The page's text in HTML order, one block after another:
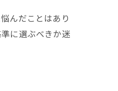
んだことはあり
に選ぶべきか迷